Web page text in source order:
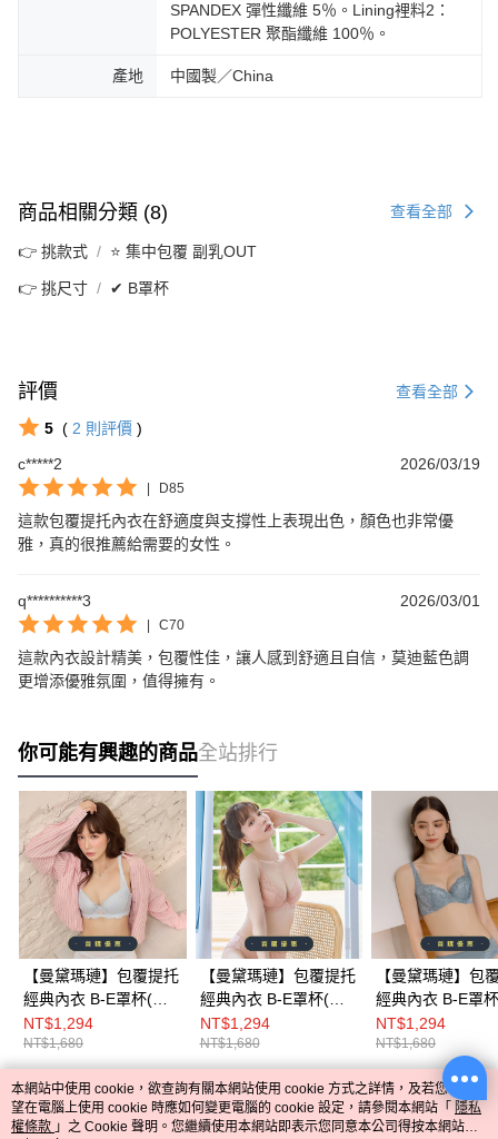
SPANDEX 彈性纖維 5％。Lining裡料2：
POLYESTER 聚酯纖維 100％。
產地 中國製／China
商品相關分類 (8) 查看全部
👉 挑款式 ⭐ 集中包覆 副乳OUT
👉 挑尺寸 ✔ B罩杯
評價 查看全部
5 ( 2 則評價 )
c*****2
2026/03/19
D85
這款包覆提托內衣在舒適度與支撐性上表現出色，顏色也非常優
雅，真的很推薦給需要的女性。
q**********3 2026/03/01
C70
這款內衣設計精美，包覆性佳，讓人感到舒適且自信，莫迪藍色調
更增添優雅氛圍，值得擁有。
你可能有興趣的商品全站排行
【曼黛瑪璉】包覆提托
經典內衣 B-E罩杯(冰
藍)
NT$1,294
NT$1,680
【曼黛瑪璉】包覆提托
經典內衣 B-E罩杯(靚
茶粉)
NT$1,294
NT$1,680
【曼黛瑪璉】包
經典內衣 B-E罩
燦藍)
NT$1,294
NT$1,680
熱門標籤
本網站中使用 cookie，欲查詢有關本網站使用 cookie 方式之詳情，及若您不希
望在電腦上使用 cookie 時應如何變更電腦的 cookie 設定，請參閱本網站「 隱私
權條款 」之 Cookie 聲明。您繼續使用本網站即表示您同意本公司得按本網站使